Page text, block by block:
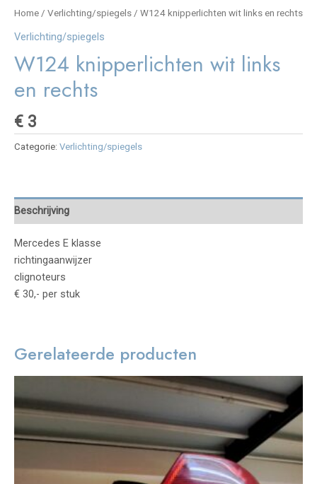
Home / Verlichting/spiegels / W124 knipperlichten wit links en rechts
Verlichting/spiegels
W124 knipperlichten wit links
en rechts
€ 3
Categorie: Verlichting/spiegels
Beschrijving
Mercedes E klasse
richtingaanwijzer
clignoteurs
€ 30,- per stuk
Gerelateerde producten